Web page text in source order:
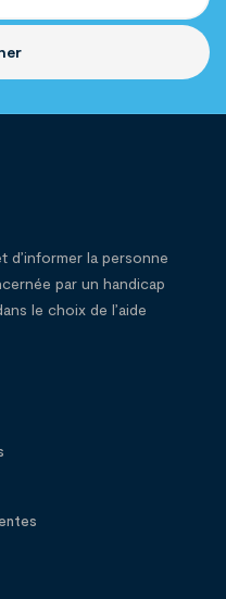
d’informer la personne
par un handicap
le choix de l’aide